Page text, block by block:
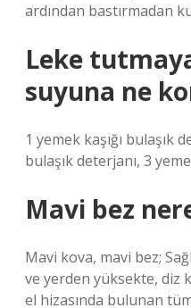
ardından bastırmadan
Leke
suyuna ne
1 yemek kaşığı bulaşık
bulaşık deterjanı, 3
Mavi bez
Mavi kova, mavi bez;
ve yerden yüksekte, diz
el hizasında bulunan